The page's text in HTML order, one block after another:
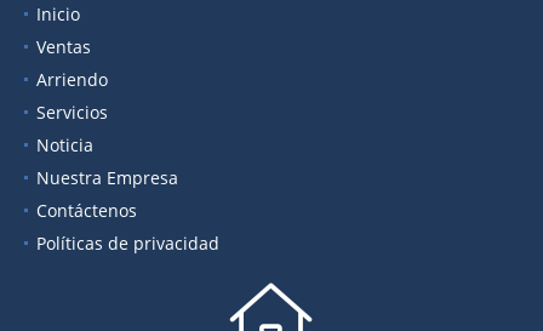
Inicio
Ventas
Arriendo
Servicios
Noticia
Nuestra Empresa
Contáctenos
Políticas de privacidad